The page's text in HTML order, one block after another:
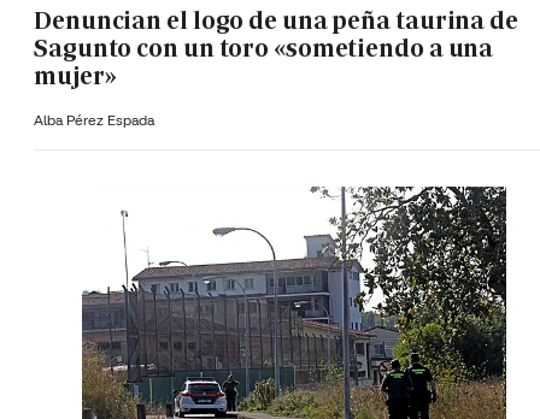
Denuncian el logo de una peña taurina de
Sagunto con un toro «sometiendo a una
mujer»
Alba Pérez Espada